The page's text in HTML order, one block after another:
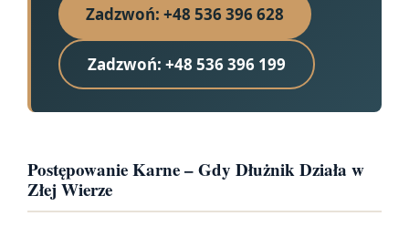
Zadzwoń: +48 536 396 628
Zadzwoń: +48 536 396 199
Postępowanie Karne – Gdy Dłużnik Działa w
Złej Wierze